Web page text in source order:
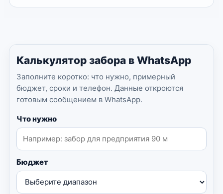
Калькулятор забора в WhatsApp
Заполните коротко: что нужно, примерный
бюджет, сроки и телефон. Данные откроются
готовым сообщением в WhatsApp.
Что нужно
Бюджет